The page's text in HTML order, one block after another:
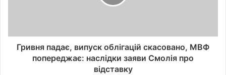
Гривня падає, випуск облігацій скасовано, МВФ
попереджає: наслідки заяви Смолія про
відставку